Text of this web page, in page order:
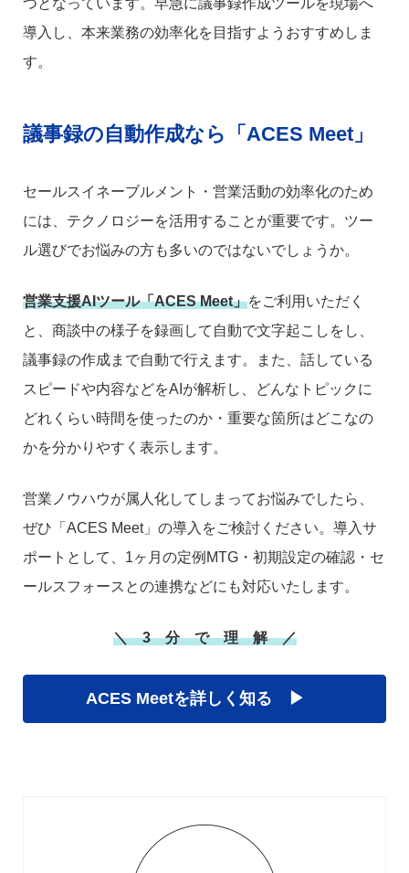
導入し、本来業務の効率化を目指すようおすすめしま
す。
議事録の自動作成なら「ACES Meet」
セールスイネーブルメント・営業活動の効率化のため
には、テクノロジーを活用することが重要です。ツー
ル選びでお悩みの方も多いのではないでしょうか。
営業支援AIツール「ACES Meet」をご利用いただく
と、商談中の様子を録画して自動で文字起こしをし、
議事録の作成まで自動で行えます。また、話している
スピードや内容などをAIが解析し、どんなトピックに
どれくらい時間を使ったのか・重要な箇所はどこなの
かを分かりやすく表示します。
営業ノウハウが属人化してしまってお悩みでしたら、
ぜひ「ACES Meet」の導入をご検討ください。導入サ
ポートとして、1ヶ月の定例MTG・初期設定の確認・セ
ールスフォースとの連携などにも対応いたします。
＼ 3 分 で 理 解 ／
ACES Meetを詳しく知る ▶︎